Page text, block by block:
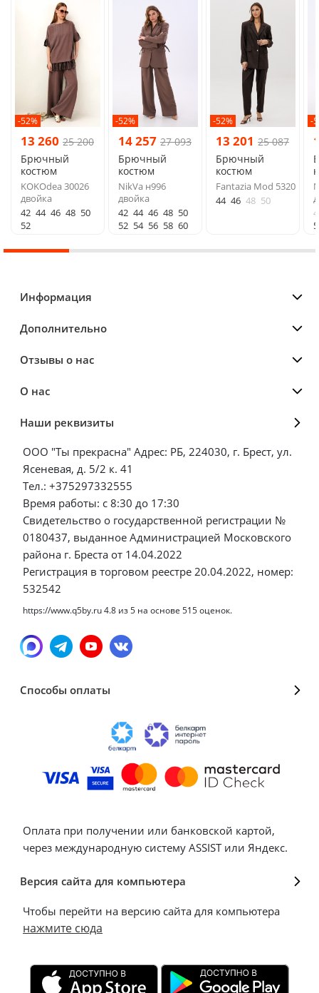
-52%
13 260 25 200
Брючный
костюм
KOKOdea 30026
двойка
42 44 46 48 50
52
-52%
14 257 27 093
Брючный
костюм
NikVa н996
двойка
42 44 46 48 50
52 54 56 58 60
-52%
13 201 25 087
Брючный
костюм
Fantazia Mod 5320
44 46 48 50
-
Информация
Дополнительно
Отзывы о нас
О нас
Наши реквизиты
ООО "Ты прекрасна" Адрес: РБ, 224030, г. Брест, ул.
Ясеневая, д. 5/2 к. 41
Тел.: +375297332555
Время работы: с 8:30 до 17:30
Свидетельство о государственной регистрации №
0180437, выданное Администрацией Московского
района г. Бреста от 14.04.2022
Регистрация в торговом реестре 20.04.2022, номер:
532542
https://www.q5by.ru4.8 из5 на основе 515оценок.
Способы оплаты
Оплата при получении или банковской картой,
через международную систему ASSIST или Яндекс.
Версия сайта для компьютера
Чтобы перейти на версию сайта для компьютера
нажмите сюда